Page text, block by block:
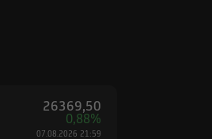
26369,50
0,88%
07.08.2026 21:59